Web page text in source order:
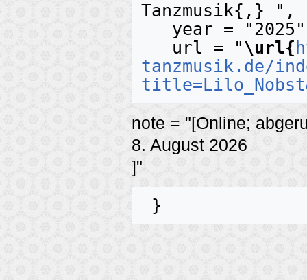
Tanzmusik{,} ",
   url = "
\url{
tanzmusik.de/
note = "[Online;
8. August 2026
]"